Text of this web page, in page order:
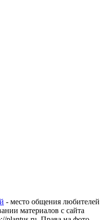
- место общения любителей
материалов с сайта